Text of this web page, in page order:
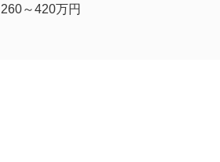
～420万円